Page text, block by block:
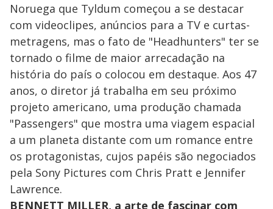
Noruega que Tyldum começou a se destacar
com videoclipes, anúncios para a TV e curtas-
metragens, mas o fato de "Headhunters" ter se
tornado o filme de maior arrecadação na
história do país o colocou em destaque. Aos 47
anos, o diretor já trabalha em seu próximo
projeto americano, uma produção chamada
"Passengers" que mostra uma viagem espacial
a um planeta distante com um romance entre
os protagonistas, cujos papéis são negociados
pela Sony Pictures com Chris Pratt e Jennifer
Lawrence.
BENNETT MILLER, a arte de fascinar com